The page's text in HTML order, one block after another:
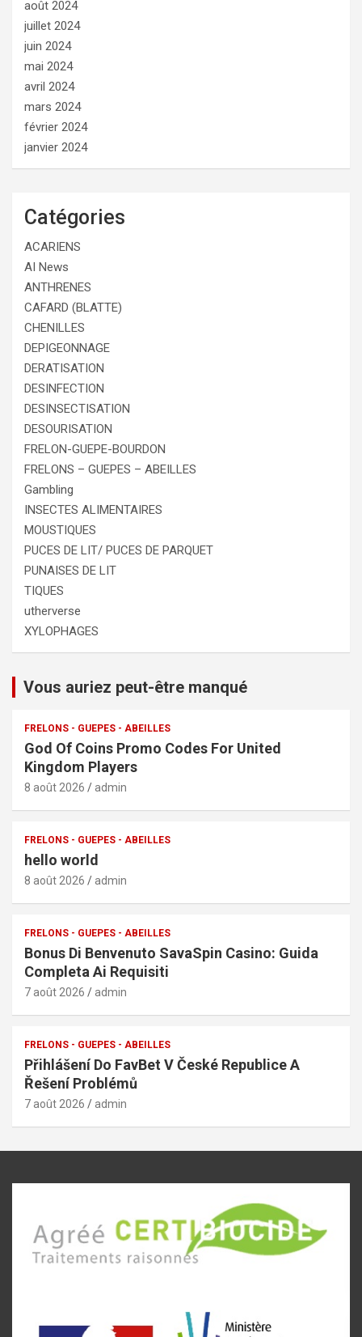
août 2024
juillet 2024
juin 2024
mai 2024
avril 2024
mars 2024
février 2024
janvier 2024
Catégories
ACARIENS
AI News
ANTHRENES
CAFARD (BLATTE)
CHENILLES
DEPIGEONNAGE
DERATISATION
DESINFECTION
DESINSECTISATION
DESOURISATION
FRELON-GUEPE-BOURDON
FRELONS – GUEPES – ABEILLES
Gambling
INSECTES ALIMENTAIRES
MOUSTIQUES
PUCES DE LIT/ PUCES DE PARQUET
PUNAISES DE LIT
TIQUES
utherverse
XYLOPHAGES
Vous auriez peut-être manqué
FRELONS - GUEPES - ABEILLES
God Of Coins Promo Codes For United
Kingdom Players
8 août 2026 admin
FRELONS - GUEPES - ABEILLES
hello world
8 août 2026 admin
FRELONS - GUEPES - ABEILLES
Bonus Di Benvenuto SavaSpin Casino: Guida
Completa Ai Requisiti
7 août 2026 admin
FRELONS - GUEPES - ABEILLES
Přihlášení Do FavBet V České Republice A
Řešení Problémů
7 août 2026 admin